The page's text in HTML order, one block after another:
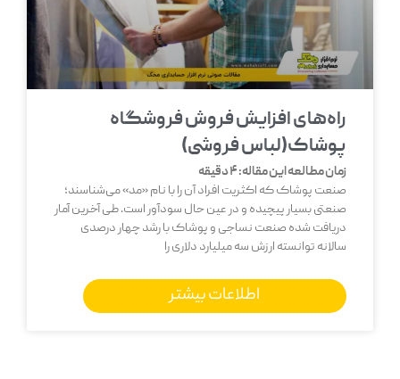
راه‌های افزایش فروش فروشگاه
پوشاک(لباس فروشی)
زمان مطالعه این مقاله:4دقیقه
صنعت پوشاک که اکثریت افراد آن را با نام «مد» می‌شناسند؛
صنعتی بسیار پیچیده و در عین حال سودآور است. طی آخرین آمار
دریافت شده صنعت نساجی و پوشاک با رشد چهار درصدی
سالانه توانسته ارزش سه میلیارد دلاری را
اطلاعات بیشتر